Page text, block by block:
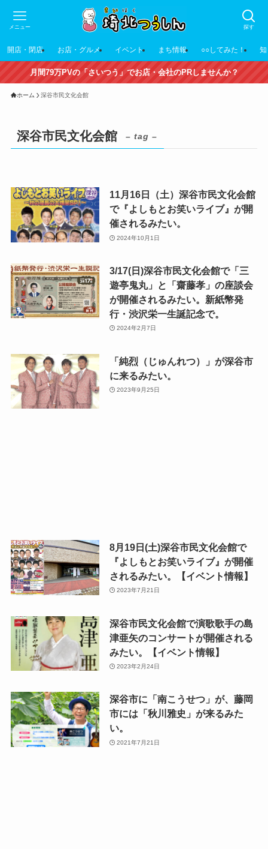
探す
メニュー
開店・閉店 お店・グルメ イベント まち情報 ○○してみた！
月間79万PVの「さいつう」でお店・会社のPRしませんか？
ホーム 深谷市民文化会館
深谷市民文化会館 – tag –
11月16日（土）深谷市民文化会館
で『よしもとお笑いライブ』が開
催されるみたい。
2024年10月1日
3/17(日)深谷市民文化会館で「三
遊亭鬼丸」と「齋藤孝」の座談会
が開催されるみたい。新紙幣発
行・渋沢栄一生誕記念で。
2024年2月7日
「純烈（じゅんれつ）」が深谷市
に来るみたい。
2023年9月25日
8月19日(土)深谷市民文化会館で
『よしもとお笑いライブ』が開催
されるみたい。【イベント情報】
2023年7月21日
深谷市民文化会館で演歌歌手の島
津亜矢のコンサートが開催される
みたい。【イベント情報】
2023年2月24日
深谷市に「南こうせつ」が、藤岡
市には「秋川雅史」が来るみた
い。
2021年7月21日